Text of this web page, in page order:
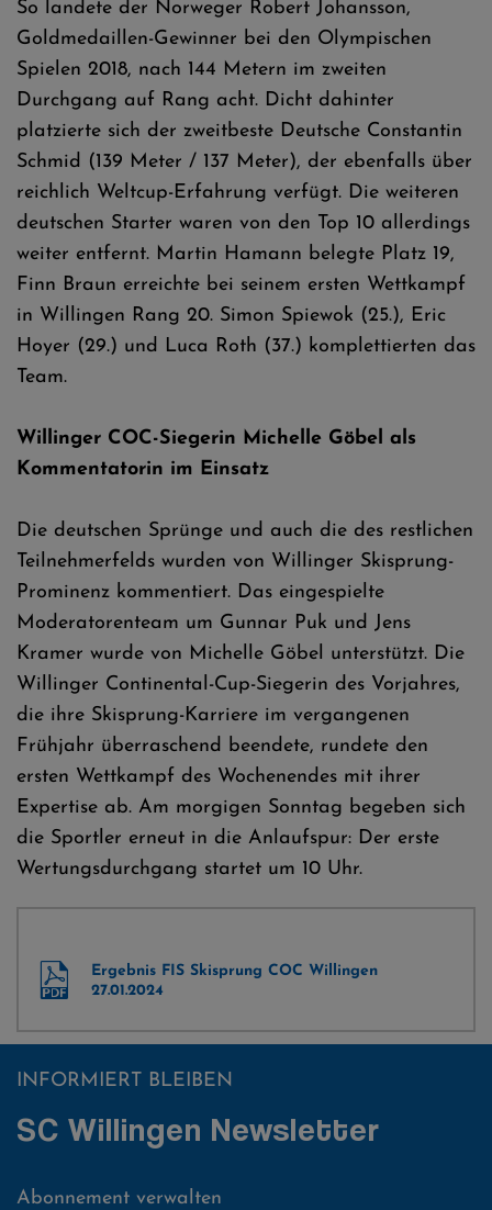
So landete der Norweger Robert Johansson,
Goldmedaillen-Gewinner bei den Olympischen
Spielen 2018, nach 144 Metern im zweiten
Durchgang auf Rang acht. Dicht dahinter
platzierte sich der zweitbeste Deutsche Constantin
Schmid (139 Meter / 137 Meter), der ebenfalls über
reichlich Weltcup-Erfahrung verfügt. Die weiteren
deutschen Starter waren von den Top 10 allerdings
weiter entfernt. Martin Hamann belegte Platz 19,
Finn Braun erreichte bei seinem ersten Wettkampf
in Willingen Rang 20. Simon Spiewok (25.), Eric
Hoyer (29.) und Luca Roth (37.) komplettierten das
Team.
Willinger COC-Siegerin Michelle Göbel als
Kommentatorin im Einsatz
Die deutschen Sprünge und auch die des restlichen
Teilnehmerfelds wurden von Willinger Skisprung-
Prominenz kommentiert. Das eingespielte
Moderatorenteam um Gunnar Puk und Jens
Kramer wurde von Michelle Göbel unterstützt. Die
Willinger Continental-Cup-Siegerin des Vorjahres,
die ihre Skisprung-Karriere im vergangenen
Frühjahr überraschend beendete, rundete den
ersten Wettkampf des Wochenendes mit ihrer
Expertise ab. Am morgigen Sonntag begeben sich
die Sportler erneut in die Anlaufspur: Der erste
Wertungsdurchgang startet um 10 Uhr.
Ergebnis FIS Skisprung COC Willingen
27.01.2024
INFORMIERT BLEIBEN
SC Willingen Newsletter
Abonnement verwalten